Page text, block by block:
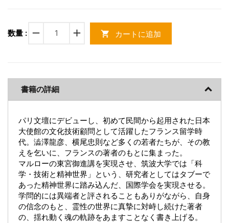
数量 : remove add shopping_cart カートに追加
書籍の詳細
パリ文壇にデビューし、初めて民間から起用された日本
大使館の文化技術顧問として活躍したフランス留学時
代。澁澤龍彦、横尾忠則など多くの若者たちが、その教
えを乞いに、フランスの著者のもとに集まった。
マルローの東宮御進講を実現させ、筑波大学では「科
学・技術と精神世界」という、研究者としてはタブーで
あった精神世界に踏み込んだ、国際学会を実現させる。
学問的には異端者と評されることもありがながら、自身
の信念のもと、霊性の世界に真摯に対峙し続けた著者
の、揺れ動く魂の軌跡をあますことなく書き上げる。